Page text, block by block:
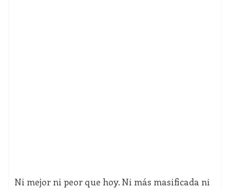
Ni mejor ni peor que hoy. Ni más masificada ni